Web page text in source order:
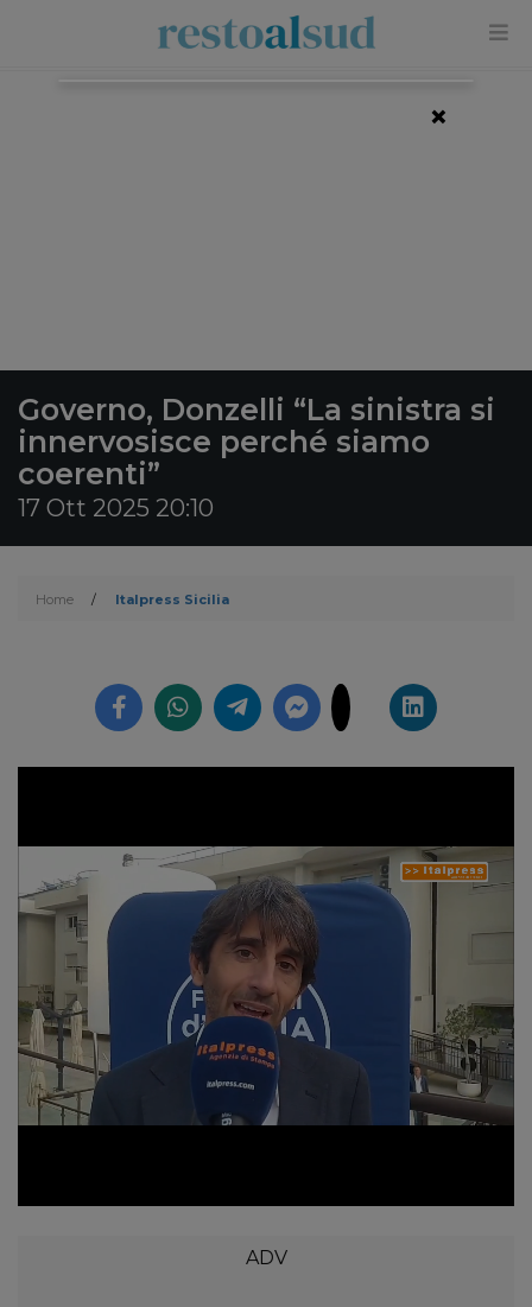
Governo, Donzelli “La sinistra si
innervosisce perché siamo
coerenti”
17 Ott 2025 20:10
Home / Italpress Sicilia
×